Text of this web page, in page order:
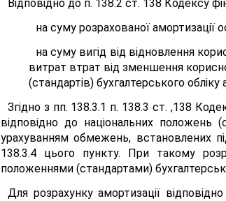
Відповідно до п. 138.2 ст. 138 Кодексу
на суму розрахованої амортизації
на суму вигід від відновлення
витрат втрат від зменшення
(стандартів) бухгалтерського
Згідно з пп. 138.3.1 п. 138.3 ст. ,138
відповідно до національних положень
урахуванням обмежень, встановлених
138.3.4 цього пункту. При такому
положеннями (стандартами)
Для розрахунку амортизації